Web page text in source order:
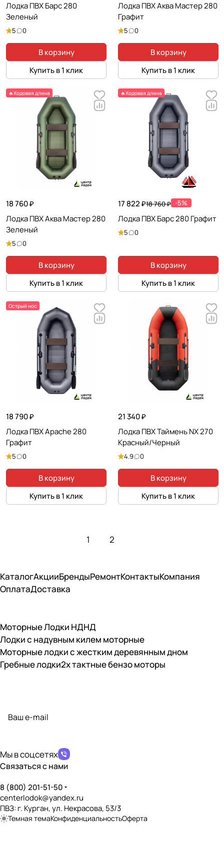
Лодка ПВХ Барс 280
Зеленый
5 0
В корзину
Купить в 1 клик
Лодка ПВХ Аква Мастер 280
Графит
5 0
В корзину
Купить в 1 клик
🔥Ходовая длина
18 760 ₽
Лодка ПВХ Аква Мастер 280
Зеленый
5 0
В корзину
Купить в 1 клик
🔥Ходовая длина
17 822 ₽18 760 ₽ -5%
Лодка ПВХ Барс 280 Графит
5 0
В корзину
Купить в 1 клик
Острый нос
18 790 ₽
Лодка ПВХ Apache 280
Графит
5 0
В корзину
Купить в 1 клик
21 340 ₽
Лодка ПВХ Таймень NX 270
Красный/Черный
4.9 0
В корзину
Купить в 1 клик
1 2
КаталогАкцииБрендыРемонтКонтактыКомпания
ОплатаДоставка
Моторные Лодки НДНД
Лодки с надувным килем моторные
Моторные лодки с жестким деревянным дном
Гребные лодки2х тактные бензо моторы
Мы в соцсетях
Связаться с нами
8 (800) 201-51-50
centerlodok@yandex.ru
ПВЗ: г. Курган, ул. Некрасова, 53/3
Темная темаКонфиденциальностьОферта